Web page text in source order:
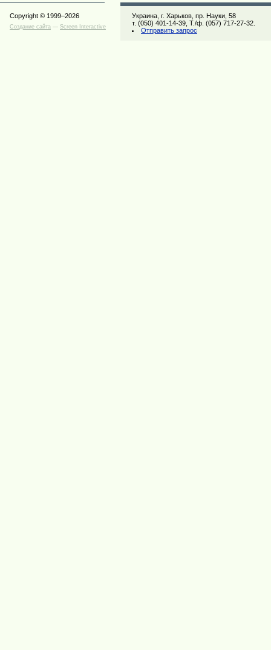
Copyright © 1999–2026
Создание сайта — Screen Interactive
Украина, г. Харьков, пр. Науки, 58
т. (050) 401-14-39, Т./ф. (057) 717-27-32.
Отправить запрос